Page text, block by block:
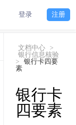
登录 注册
文档中心
>
银行信息核验
>
银行卡四要
素
银行卡
四要素